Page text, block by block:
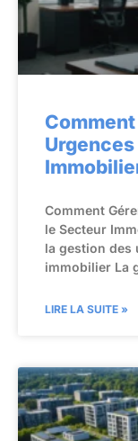
Comment
le Secteur
la gestion des
immobilier La
LIRE LA SUITE »